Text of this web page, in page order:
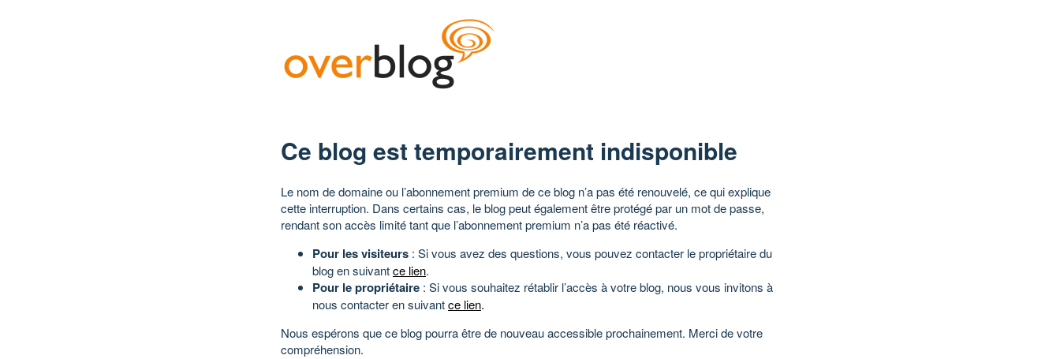
Ce blog est temporairement indisponible
Le nom de domaine ou l’abonnement premium de ce blog n’a pas été renouvelé, ce qui explique
cette interruption. Dans certains cas, le blog peut également être protégé par un mot de passe,
rendant son accès limité tant que l’abonnement premium n’a pas été réactivé.
Pour les visiteurs : Si vous avez des questions, vous pouvez contacter le propriétaire du
blog en suivantce lien.
Pour le propriétaire : Si vous souhaitez rétablir l’accès à votre blog, nous vous invitons à
nous contacter en suivantce lien.
Nous espérons que ce blog pourra être de nouveau accessible prochainement. Merci de votre
compréhension.